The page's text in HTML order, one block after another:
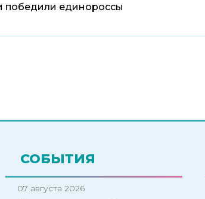
победили единороссы
СОБЫТИЯ
07 августа 2026